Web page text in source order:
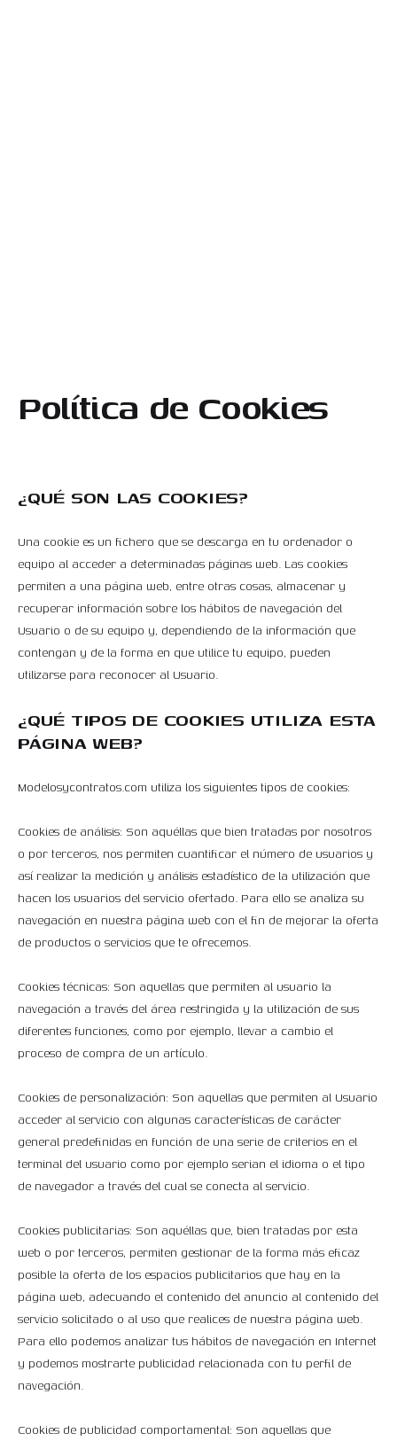
Política de Cookies
¿QUÉ SON LAS COOKIES?
Una cookie es un fichero que se descarga en tu ordenador o
equipo al acceder a determinadas páginas web. Las cookies
permiten a una página web, entre otras cosas, almacenar y
recuperar información sobre los hábitos de navegación del
Usuario o de su equipo y, dependiendo de la información que
contengan y de la forma en que utilice tu equipo, pueden
utilizarse para reconocer al Usuario.
¿QUÉ TIPOS DE COOKIES UTILIZA ESTA
PÁGINA WEB?
Modelosycontratos.com utiliza los siguientes tipos de cookies:
Cookies de análisis: Son aquéllas que bien tratadas por nosotros
o por terceros, nos permiten cuantificar el número de usuarios y
así realizar la medición y análisis estadístico de la utilización que
hacen los usuarios del servicio ofertado. Para ello se analiza su
navegación en nuestra página web con el fin de mejorar la oferta
de productos o servicios que te ofrecemos.
Cookies técnicas: Son aquellas que permiten al usuario la
navegación a través del área restringida y la utilización de sus
diferentes funciones, como por ejemplo, llevar a cambio el
proceso de compra de un artículo.
Cookies de personalización: Son aquellas que permiten al Usuario
acceder al servicio con algunas características de carácter
general predefinidas en función de una serie de criterios en el
terminal del usuario como por ejemplo serian el idioma o el tipo
de navegador a través del cual se conecta al servicio.
Cookies publicitarias: Son aquéllas que, bien tratadas por esta
web o por terceros, permiten gestionar de la forma más eficaz
posible la oferta de los espacios publicitarios que hay en la
página web, adecuando el contenido del anuncio al contenido del
servicio solicitado o al uso que realices de nuestra página web.
Para ello podemos analizar tus hábitos de navegación en Internet
y podemos mostrarte publicidad relacionada con tu perfil de
navegación.
Cookies de publicidad comportamental: Son aquellas que